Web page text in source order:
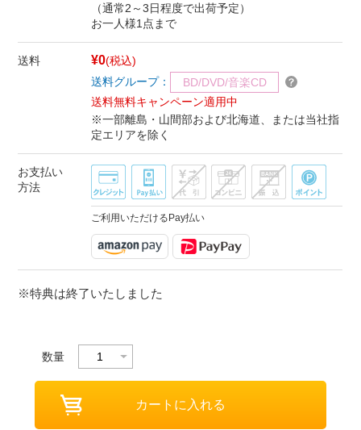
（通常2～3日程度で出荷予定）
お一人様1点まで
送料 ¥0(税込)
送料グループ：
BD/DVD/音楽CD
送料無料キャンペーン適用中
※一部離島・山間部および北海道、または当社指
定エリアを除く
お支払い
方法
ご利用いただけるPay払い
※特典は終了いたしました
数量